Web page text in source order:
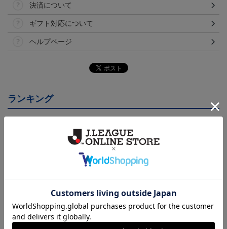
決済について
ギフト対応について
ヘルプページ
ランキング
26/27オーセンティックユ
ニフォーム半袖（FP1st）
18,700円～23,760円
26/27オーセンティックユ
ニフォーム半袖（FP2n
18,700円～23,760円
26/27オーセンティックユ
19,800円～24,860円